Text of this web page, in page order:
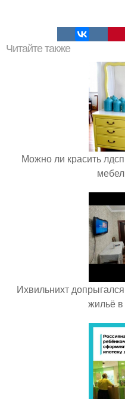
Читайте также
Можно ли красить
Ихвильнихт
жильё в